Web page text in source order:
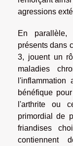
agressions
En parallèle,
présents dans
3, jouent un
maladies
bénéfique
l'arthrite ou
primordial de
friandises
contiennent